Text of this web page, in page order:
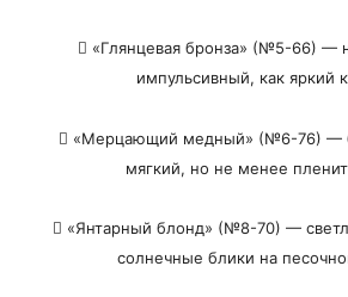
​ «Глянцевая бронза» (№5-66) —
импульсивный, как яркий
​ «Мерцающий медный» (№6-76) —
мягкий, но не менее
​ «Янтарный блонд» (№8-70) —
солнечные блики на